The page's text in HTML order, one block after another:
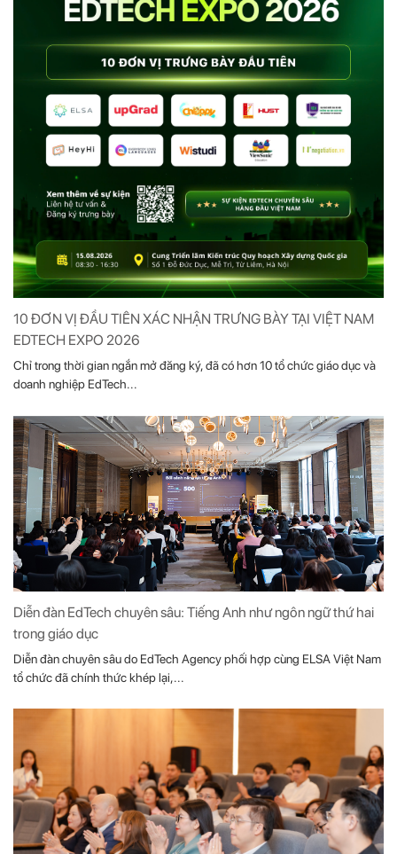
10 ĐƠN VỊ ĐẦU TIÊN XÁC NHẬN TRƯNG BÀY TẠI VIỆT NAM
EDTECH EXPO 2026
Chỉ trong thời gian ngắn mở đăng ký, đã có hơn 10 tổ chức giáo dục và
doanh nghiệp EdTech...
Diễn đàn EdTech chuyên sâu: Tiếng Anh như ngôn ngữ thứ hai
trong giáo dục
Diễn đàn chuyên sâu do EdTech Agency phối hợp cùng ELSA Việt Nam
tổ chức đã chính thức khép lại,...